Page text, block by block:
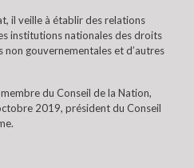
il veille à établir des relations
institutions nationales des droits
non gouvernementales et d’autres
du Conseil de la Nation,
2019, président du Conseil